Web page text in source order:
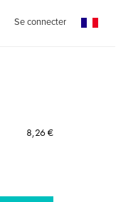
Se connecter
8,26 €